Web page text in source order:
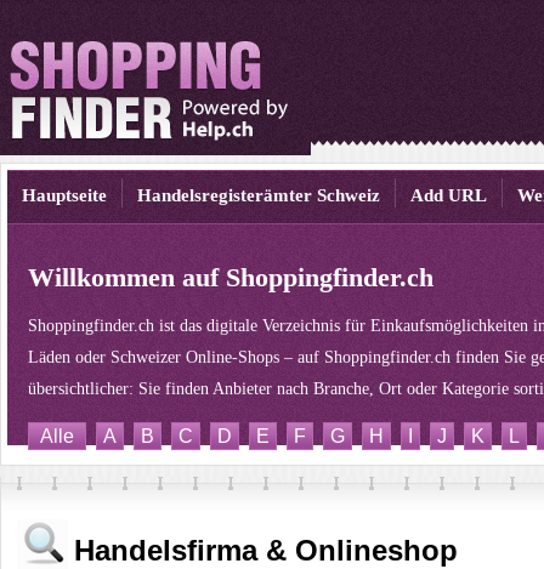
Hauptseite Handelsregisterämter Schweiz Add URL
Willkommen auf Shoppingfinder.ch
Shoppingfinder.ch ist das digitale Verzeichnis für Einkaufsmöglichkeiten
Läden oder Schweizer Online-Shops – auf Shoppingfinder.ch finden Sie
übersichtlicher: Sie finden Anbieter nach Branche, Ort oder Kategorie
Alle A B C D E F G H I J K L
Handelsfirma & Onlineshop